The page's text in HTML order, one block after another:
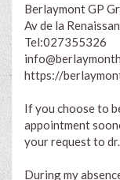
Berlaymont GP
Av de la
Tel:027355326
https://
If you choose to
appointment
your request to
During my